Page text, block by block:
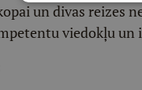
un divas reizes
viedokļu